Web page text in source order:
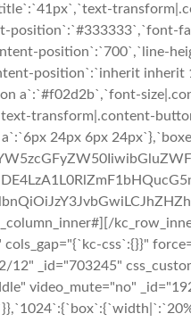
position`:`#333333`,`font-
position`:`700`,`line-
position`:`inherit
a`:`#f02d2b`,`font-
transform|.content-
24px 6px
css`:{}}"
12" _id="703245"
video_mute="no"